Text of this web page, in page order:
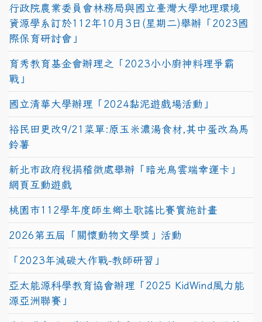
行政院農業委員會林務局與國立臺灣大學地理環境
資源學系訂於112年10月3日(星期二)舉辦「2023國
際保育研討會」
育秀教育基金會辦理之「2023小小廚神料理爭霸
戰」
國立清華大學辦理「2024黏泥遊戲場活動」
裕民田更改9/21菜單:原玉米濃湯食材,其中蛋改為馬
鈴薯
新北市政府稅捐稽徵處舉辦「暗光鳥雲端幸運卡」
網頁互動遊戲
桃園市112學年度師生鄉土歌謠比賽實施計畫
2026第五屆「關懷動物文學獎」活動
「2023年減碳大作戰-教師研習」
亞太能源科學教育協會辦理「2025 KidWind風力能
源亞洲聯賽」